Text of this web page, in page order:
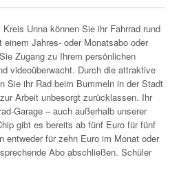
Kreis Unna können Sie ihr Fahrrad rund
Jahres- oder Monatsabo oder
Zugang zu Ihrem persönlichen
videoüberwacht. Durch die attraktive
Sie ihr Rad beim Bummeln in der Stadt
Arbeit unbesorgt zurücklassen. Ihr
Garage – auch außerhalb unserer
gibt es bereits ab fünf Euro für fünf
entweder für zehn Euro im Monat oder
Abo abschließen. Schüler